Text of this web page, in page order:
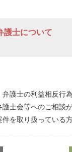
護士について
護士の利益相反行
士会等へのご相談が
を取り扱っている